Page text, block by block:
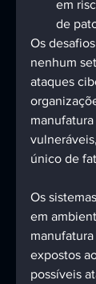
em
de
Os
nenhum
ataques
único de
Os
em
expostos
possíveis